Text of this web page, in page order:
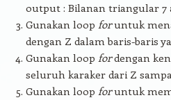
output : Bilanan triangular 7
Gunakan loop foruntuk
dengan Z dalam baris-baris
Gunakan loop fordengan
seluruh karaker dari Z
Gunakan loop foruntuk